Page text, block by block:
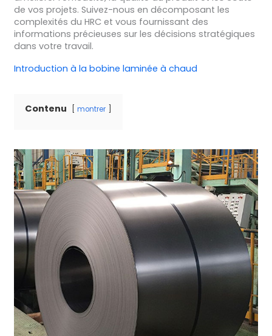
de vos projets. Suivez-nous en décomposant les
complexités du HRC et vous fournissant des
informations précieuses sur les décisions stratégiques
dans votre travail.
Introduction à la bobine laminée à chaud
Contenu montrer